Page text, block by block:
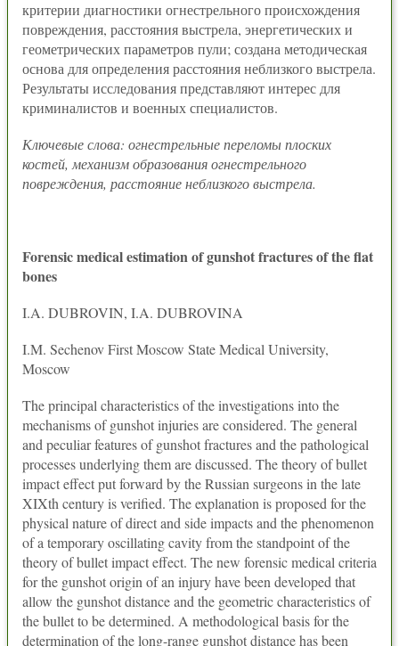
критерии диагностики огнестрельного происхождения
повреждения, расстояния выстрела, энергетических и
геометрических параметров пули; создана методическая
основа для определения расстояния неблизкого выстрела.
Результаты исследования представляют интерес для
криминалистов и военных специалистов.
Ключевые слова: огнестрельные переломы плоских
костей, механизм образования огнестрельного
повреждения, расстояние неблизкого выстрела.
Forensic medical estimation of gunshot fractures of the flat
bones
I.A. DUBROVIN, I.A. DUBROVINA
I.M. Sechenov First Moscow State Medical University,
Moscow
The principal characteristics of the investigations into the
mechanisms of gunshot injuries are considered. The general
and peculiar features of gunshot fractures and the pathological
processes underlying them are discussed. The theory of bullet
impact effect put forward by the Russian surgeons in the late
XIXth century is verified. The explanation is proposed for the
physical nature of direct and side impacts and the phenomenon
of a temporary oscillating cavity from the standpoint of the
theory of bullet impact effect. The new forensic medical criteria
for the gunshot origin of an injury have been developed that
allow the gunshot distance and the geometric characteristics of
the bullet to be determined. A methodological basis for the
determination of the long-range gunshot distance has been